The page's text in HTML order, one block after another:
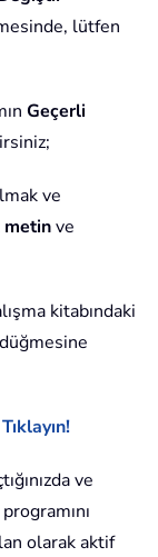
lütfen
Geçerli
ve
metinve
kitabındaki
ve
olarak aktif